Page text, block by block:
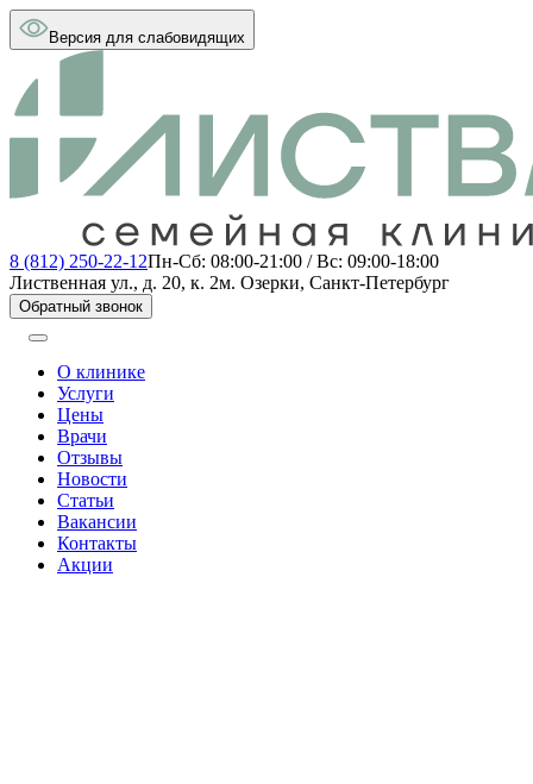
Версия для слабовидящих
8 (812) 250-22-12Пн-Сб: 08:00-21:00 / Вс: 09:00-18:00
Лиственная ул., д. 20, к. 2м. Озерки, Санкт-Петербург
Обратный звонок
О клинике
Услуги
Цены
Врачи
Отзывы
Новости
Статьи
Вакансии
Контакты
Акции